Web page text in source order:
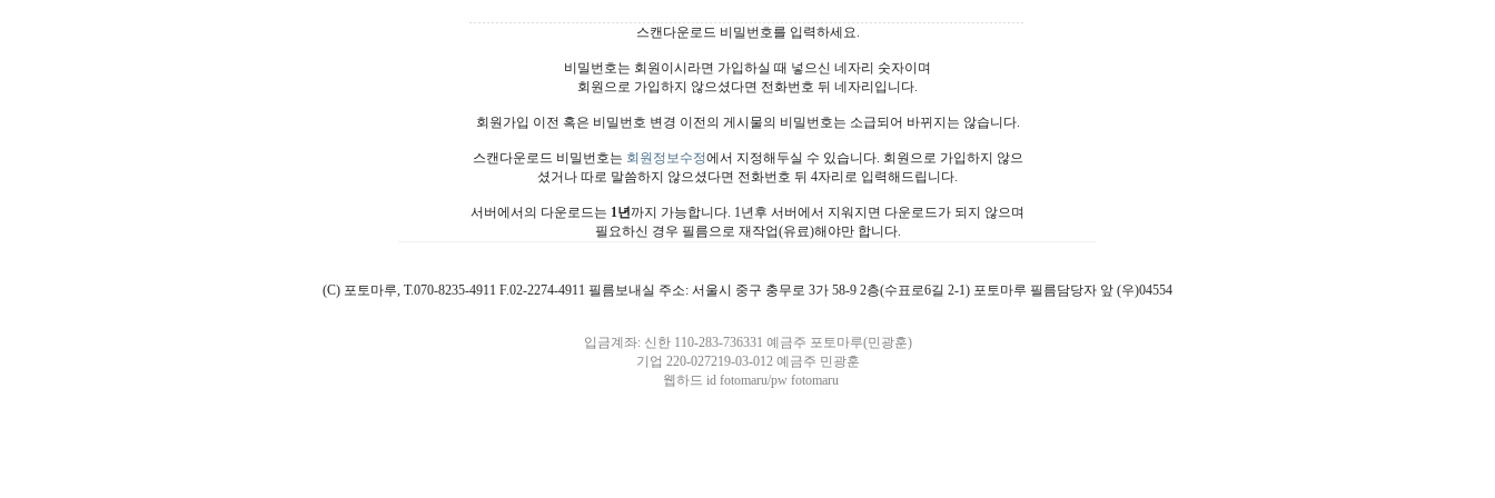
스캔다운로드 비밀번호를 입력하세요.
비밀번호는 회원이시라면 가입하실 때 넣으신 네자리 숫자이며
회원으로 가입하지 않으셨다면 전화번호 뒤 네자리입니다.
회원가입 이전 혹은 비밀번호 변경 이전의 게시물의 비밀번호는 소급되어 바뀌지는 않습니다.
스캔다운로드 비밀번호는 회원정보수정에서 지정해두실 수 있습니다. 회원으로 가입하지 않으
셨거나 따로 말씀하지 않으셨다면 전화번호 뒤 4자리로 입력해드립니다.
서버에서의 다운로드는 1년까지 가능합니다. 1년후 서버에서 지워지면 다운로드가 되지 않으며
필요하신 경우 필름으로 재작업(유료)해야만 합니다.
(C) 포토마루, T.070-8235-4911 F.02-2274-4911 필름보내실 주소: 서울시 중구 충무로 3가 58-9 2층(수표로6길 2-1) 포토마루 필름담당자 앞 (우)04554
입금계좌: 신한 110-283-736331 예금주 포토마루(민광훈)
기업 220-027219-03-012 예금주 민광훈
웹하드 id fotomaru/pw fotomaru